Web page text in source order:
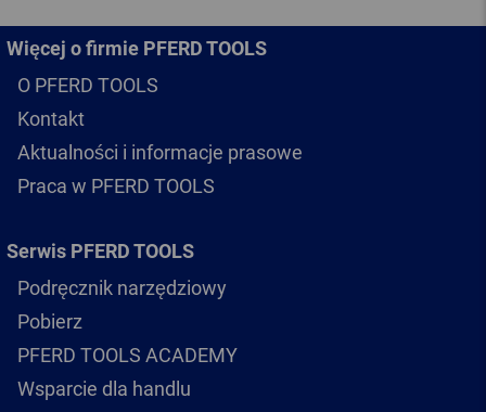
Więcej o firmie PFERD TOOLS
O PFERD TOOLS
Kontakt
Aktualności i informacje prasowe
Praca w PFERD TOOLS
Serwis PFERD TOOLS
Podręcznik narzędziowy
Pobierz
PFERD TOOLS ACADEMY
Wsparcie dla handlu